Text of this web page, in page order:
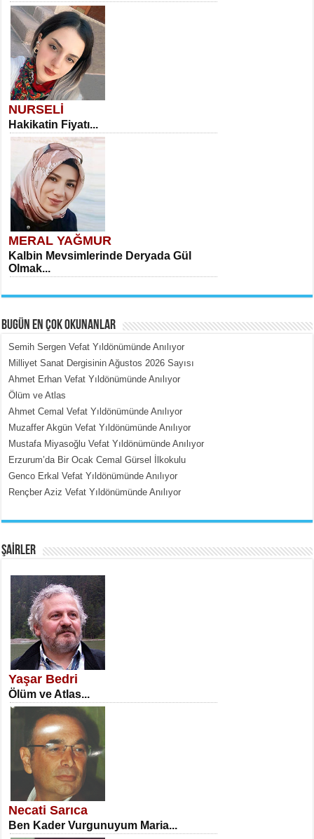
NURSELİ
Hakikatin Fiyatı...
MERAL YAĞMUR
Kalbin Mevsimlerinde Deryada Gül
Olmak...
MEHMET ÇOBAN
İçerdeki Put Dışardaki Maskeler...
SATILMIŞ ÜMİT ÇETİNKAYA
Erkenlik...
NECLA DİLEK ARSLAN
Öğretmenler Günü Mahkemesi...
BUGÜN EN ÇOK OKUNANLAR
Semih Sergen Vefat Yıldönümünde Anılıyor
Milliyet Sanat Dergisinin Ağustos 2026 Sayısı
Ahmet Erhan Vefat Yıldönümünde Anılıyor
Ölüm ve Atlas
Ahmet Cemal Vefat Yıldönümünde Anılıyor
Muzaffer Akgün Vefat Yıldönümünde Anılıyor
Mustafa Miyasoğlu Vefat Yıldönümünde Anılıyor
Erzurum’da Bir Ocak Cemal Gürsel İlkokulu
Genco Erkal Vefat Yıldönümünde Anılıyor
Rençber Aziz Vefat Yıldönümünde Anılıyor
ŞAİRLER
Yaşar Bedri
Ölüm ve Atlas...
Necati Sarıca
Ben Kader Vurgunuyum Maria...